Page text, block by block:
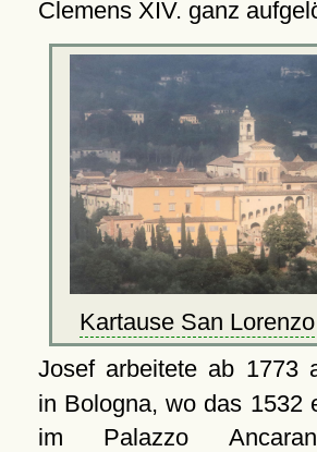
Clemens XIV. ganz
Kartause San Lorenzo
Josef arbeitete ab 1773
in Bologna, wo das 1532
im Palazzo